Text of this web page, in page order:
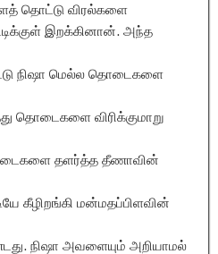
தொட்டு விரல்களை
இறக்கினான். அந்த
நிஷா மெல்ல தொடைகளை
தொடைகளை விரிக்குமாறு
தளர்த்த தீணாவின்
கீழிறங்கி மன்மதப்பிளவின்
நிஷா அவளையும் அறியாமல்